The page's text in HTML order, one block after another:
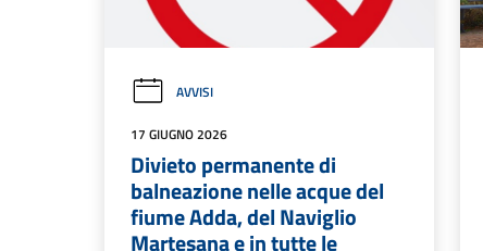
AVVISI
17 GIUGNO 2026
Divieto permanente di
balneazione nelle acque del
fiume Adda, del Naviglio
Martesana e in tutte le